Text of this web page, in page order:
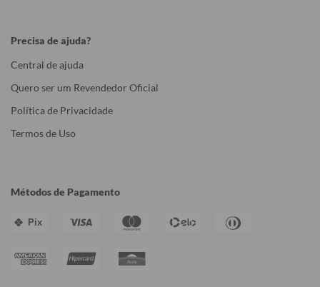
Precisa de ajuda?
Central de ajuda
Quero ser um Revendedor Oficial
Política de Privacidade
Termos de Uso
Métodos de Pagamento
Pix